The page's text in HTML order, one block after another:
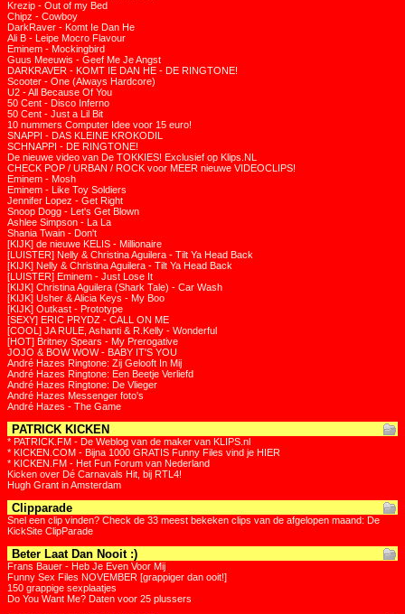
Krezip - Out of my Bed
Chipz - Cowboy
DarkRaver - Komt Ie Dan He
Ali B - Leipe Mocro Flavour
Eminem - Mockingbird
Guus Meeuwis - Geef Me Je Angst
DARKRAVER - KOMT IE DAN HE - DE RINGTONE!
Scooter - One (Always Hardcore)
U2 - All Because Of You
50 Cent - Disco Inferno
50 Cent - Just a Lil Bit
10 nummers Computer Idee voor 15 euro!
SNAPPI - DAS KLEINE KROKODIL
SCHNAPPI - DE RINGTONE!
De nieuwe video van De TOKKIES! Exclusief op Klips.NL
CHECK POP / URBAN / ROCK voor MEER nieuwe VIDEOCLIPS!
Eminem - Mosh
Eminem - Like Toy Soldiers
Jennifer Lopez - Get Right
Snoop Dogg - Let's Get Blown
Ashlee Simpson - La La
Shania Twain - Don't
[KIJK] de nieuwe KELIS - Millionaire
[LUISTER] Nelly & Christina Aguilera - Tilt Ya Head Back
[KIJK] Nelly & Christina Aguilera - Tilt Ya Head Back
[LUISTER] Eminem - Just Lose It
[KIJK] Christina Aguilera (Shark Tale) - Car Wash
[KIJK] Usher & Alicia Keys - My Boo
[KIJK] Outkast - Prototype
[SEXY] ERIC PRYDZ - CALL ON ME
[COOL] JA RULE, Ashanti & R.Kelly - Wonderful
[HOT] Britney Spears - My Prerogative
JOJO & BOW WOW - BABY IT'S YOU
André Hazes Ringtone: Zij Gelooft In Mij
André Hazes Ringtone: Een Beetje Verliefd
André Hazes Ringtone: De Vlieger
André Hazes Messenger foto's
André Hazes - The Game
PATRICK KICKEN
* PATRICK.FM - De Weblog van de maker van KLIPS.nl
* KICKEN.COM - Bijna 1000 GRATIS Funny Files vind je HIER
* KICKEN.FM - Het Fun Forum van Nederland
Kicken over Dé Carnavals Hit, bij RTL4!
Hugh Grant in Amsterdam
Clipparade
Snel een clip vinden? Check de 33 meest bekeken clips van de afgelopen maand: De
KickSite ClipParade
Beter Laat Dan Nooit :)
Frans Bauer - Heb Je Even Voor Mij
Funny Sex Files NOVEMBER [grappiger dan ooit!]
150 grappige sexplaatjes
Do You Want Me? Daten voor 25 plussers